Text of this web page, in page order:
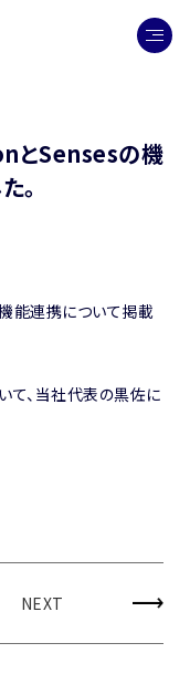
とSensesの機
。
能連携について掲載
て、当社代表の黒佐に
NEXT